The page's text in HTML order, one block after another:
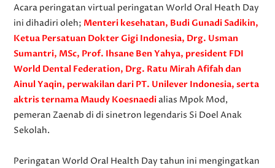
Acara peringatan virtual peringatan World Oral Heath Day
ini dihadiri oleh; Menteri kesehatan, Budi Gunadi Sadikin,
Ketua Persatuan Dokter Gigi Indonesia, Drg. Usman
Sumantri, MSc, Prof. Ihsane Ben Yahya, president FDI
World Dental Federation, Drg. Ratu Mirah Afifah dan
Ainul Yaqin, perwakilan dari PT. Unilever Indonesia, serta
aktris ternama Maudy Koesnaedialias Mpok Mod,
pemeran Zaenab di di sinetron legendaris Si Doel Anak
Sekolah.
Peringatan World Oral Health Day tahun ini mengingatkan